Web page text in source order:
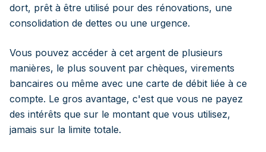
dort, prêt à être utilisé pour des rénovations, une
consolidation de dettes ou une urgence.
Vous pouvez accéder à cet argent de plusieurs
manières, le plus souvent par chèques, virements
bancaires ou même avec une carte de débit liée à ce
compte. Le gros avantage, c'est que vous ne payez
des intérêts que sur le montant que vous utilisez,
jamais sur la limite totale.